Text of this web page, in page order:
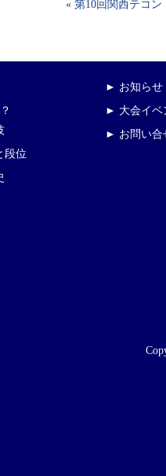
« 第10回関西テコ
段位
► お知らせ
► 大会イベ
► お問い合